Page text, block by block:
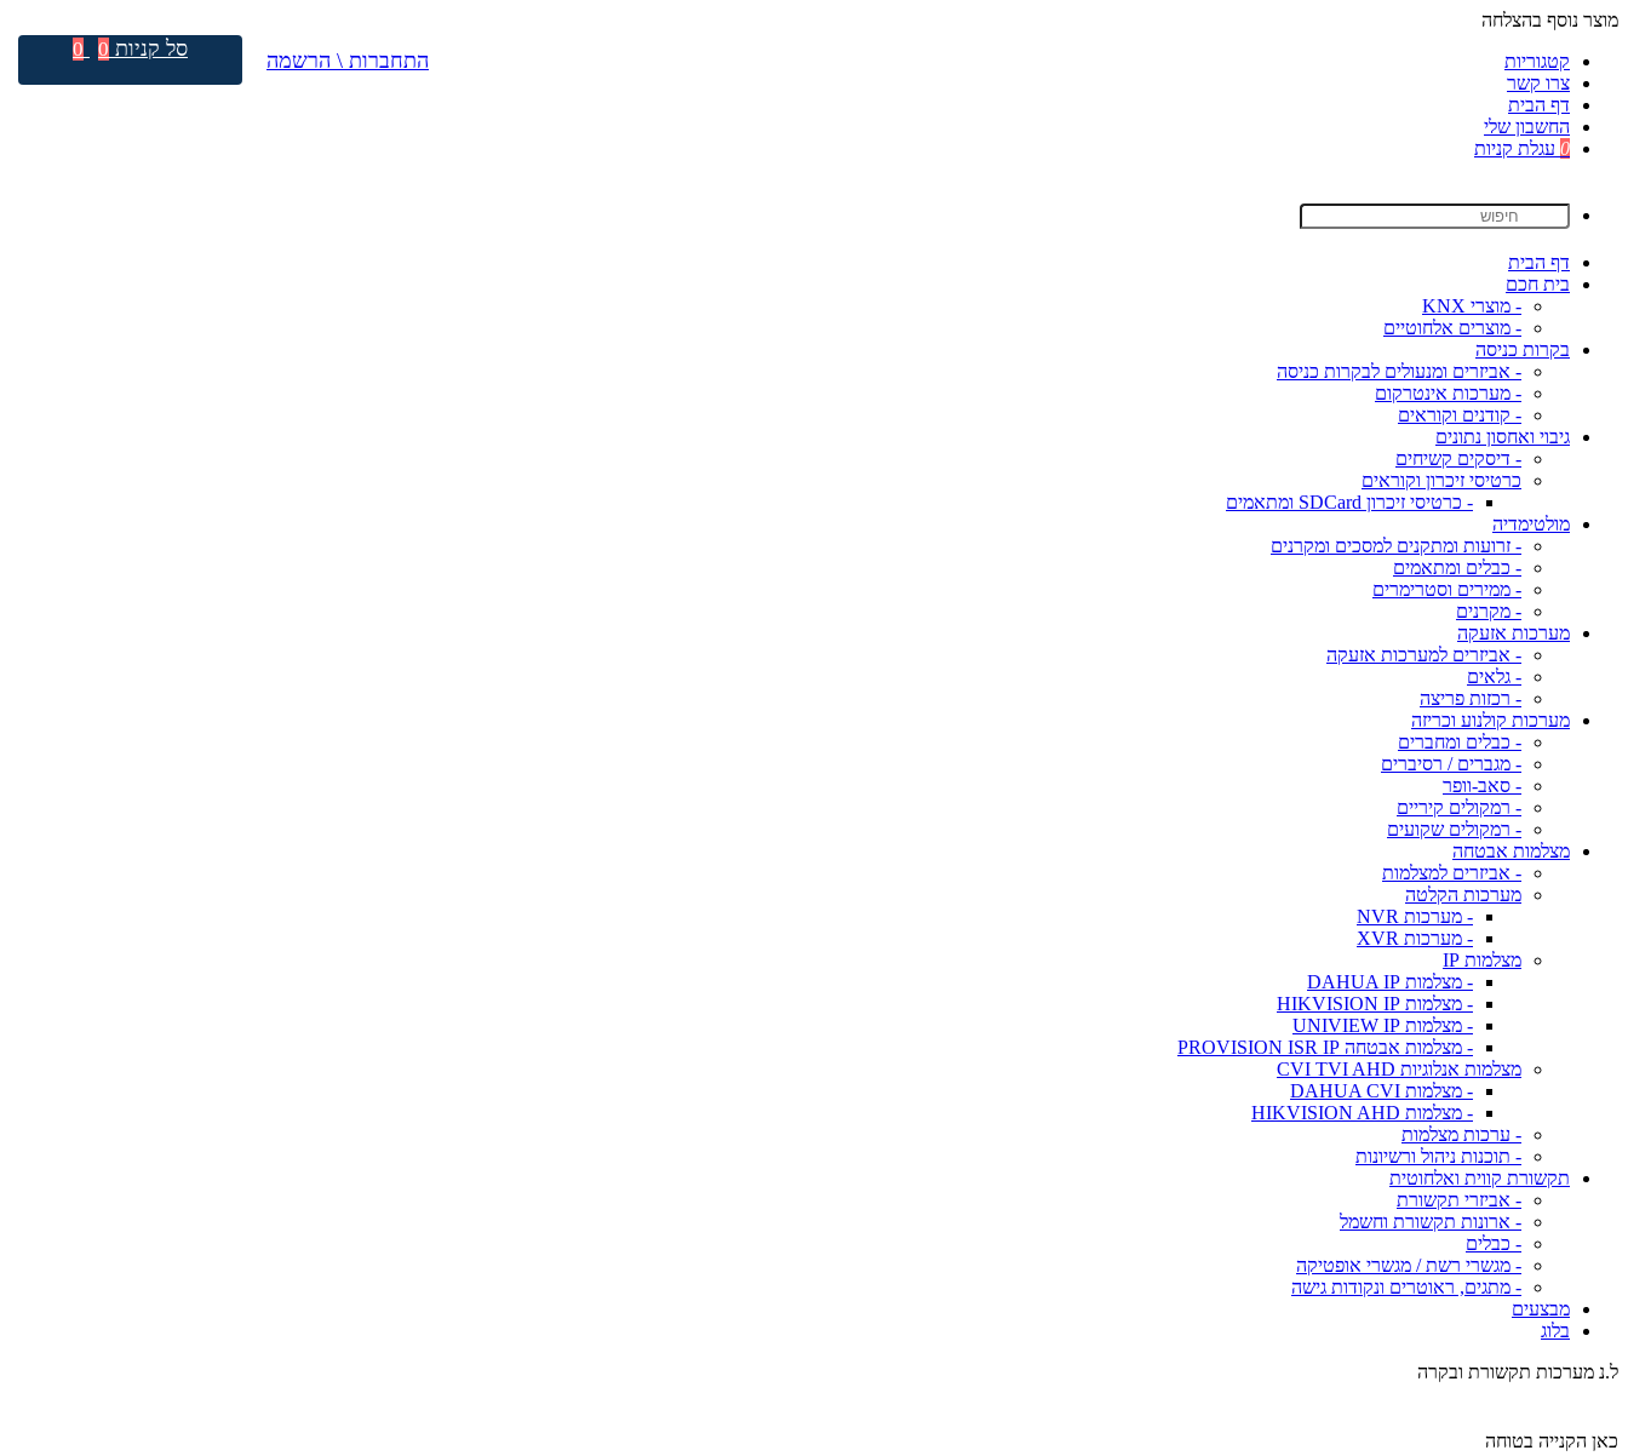
מוצר נוסף בהצלחה
קטגוריות
צרו קשר
דף הבית
החשבון שלי
0 עגלת קניות
דף הבית
בית חכם
- מוצרי KNX
- מוצרים אלחוטיים
בקרות כניסה
- אביזרים ומנעולים לבקרות כניסה
- מערכות אינטרקום
- קודנים וקוראים
גיבוי ואחסון נתונים
- דיסקים קשיחים
כרטיסי זיכרון וקוראים
- כרטיסי זיכרון SDCard ומתאמים
מולטימדיה
- זרועות ומתקנים למסכים ומקרנים
- כבלים ומתאמים
- ממירים וסטרימרים
- מקרנים
מערכות אזעקה
- אביזרים למערכות אזעקה
- גלאים
- רכזות פריצה
מערכות קולנוע וכריזה
- כבלים ומחברים
- מגברים / רסיברים
- סאב-וופר
- רמקולים קיריים
- רמקולים שקועים
מצלמות אבטחה
- אביזרים למצלמות
מערכות הקלטה
- מערכות NVR
- מערכות XVR
מצלמות IP
- מצלמות DAHUA IP
- מצלמות HIKVISION IP
- מצלמות UNIVIEW IP
- מצלמות אבטחה PROVISION ISR IP
מצלמות אנלוגיות CVI TVI AHD
- מצלמות DAHUA CVI
- מצלמות HIKVISION AHD
- ערכות מצלמות
- תוכנות ניהול ורשיונות
תקשורת קווית ואלחוטית
- אביזרי תקשורת
- ארונות תקשורת וחשמל
- כבלים
- מגשרי רשת / מגשרי אופטיקה
- מתגים, ראוטרים ונקודות גישה
מבצעים
בלוג
ל.נ מערכות תקשורת ובקרה
כאן הקנייה בטוחה
התחברות \ הרשמה סל קניות 0
0